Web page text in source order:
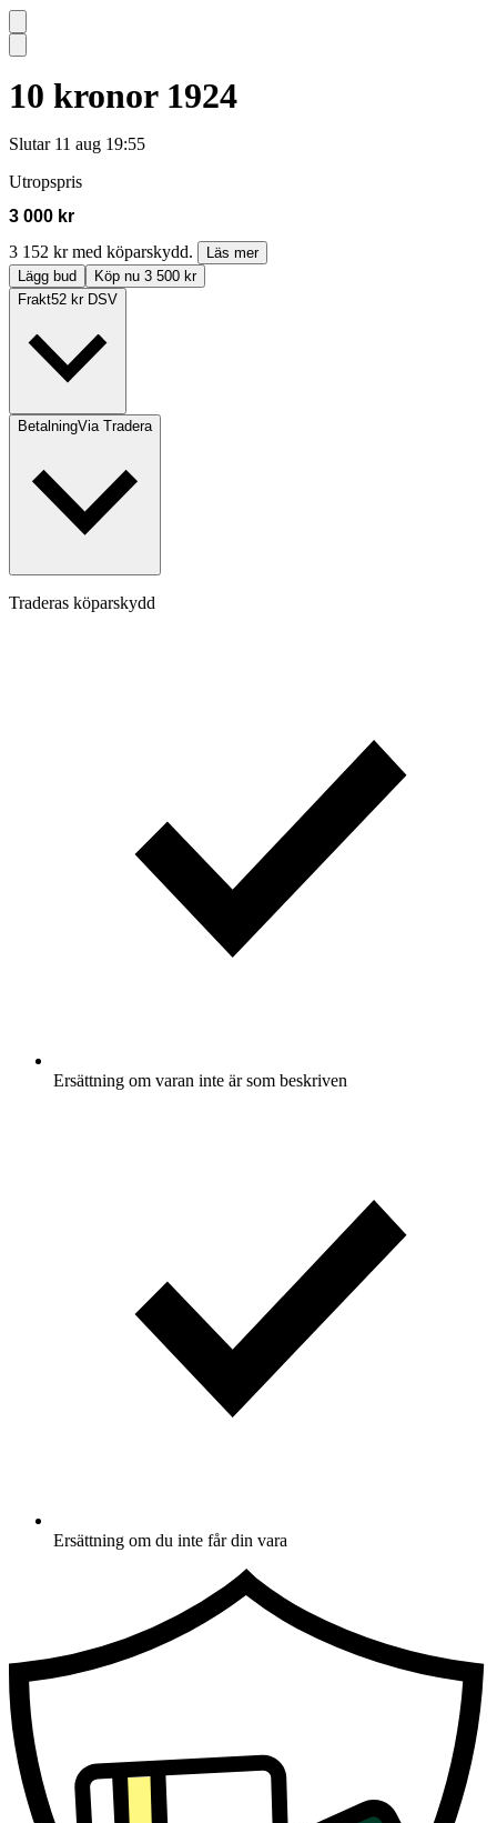
10 kronor 1924
Slutar 11 aug 19:55
Utropspris
3 000 kr
3 152 kr med köparskydd.
Läs mer
Lägg bud
Köp nu 3 500 kr
Frakt52 kr DSV
BetalningVia Tradera
Traderas köparskydd
Ersättning om varan inte är som beskriven
Ersättning om du inte får din vara